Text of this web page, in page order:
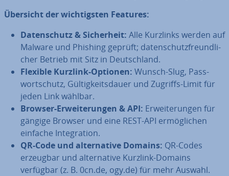
Übersicht der wich­tigs­ten Features:
Da­ten­schutz & Si­cher­heit: Alle Kurzlinks werden auf
Malware und Phishing geprüft; da­ten­schutz­freund­li­
cher Betrieb mit Sitz in Deutsch­land.
Flexible Kurzlink-Optionen: Wunsch-Slug, Pass­
wort­schutz, Gül­tig­keits­dau­er und Zugriffs-Limit für
jeden Link wählbar.
Browser-Er­wei­te­run­gen & API: Er­wei­te­run­gen für
gängige Browser und eine REST-API er­mög­li­chen
einfache In­te­gra­ti­on.
QR-Code und al­ter­na­ti­ve Domains: QR-Codes
erzeugbar und al­ter­na­ti­ve Kurzlink-Domains
verfügbar (z. B. 0cn.de, ogy.de) für mehr Auswahl.